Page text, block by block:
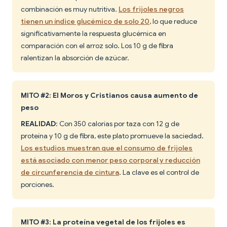
combinación es muy nutritiva. Los frijoles negros
tienen un índice glucémico de solo 20, lo que reduce
significativamente la respuesta glucémica en
comparación con el arroz solo. Los 10 g de fibra
ralentizan la absorción de azúcar.
MITO #2: El Moros y Cristianos causa aumento de
peso
REALIDAD: Con 350 calorías por taza con 12 g de
proteína y 10 g de fibra, este plato promueve la saciedad.
Los estudios muestran que el consumo de frijoles
está asociado con menor peso corporal y reducción
de circunferencia de cintura. La clave es el control de
porciones.
MITO #3: La proteína vegetal de los frijoles es